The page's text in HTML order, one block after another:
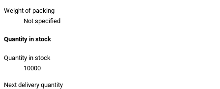
Weight of packing
Not specified
Quantity in stock
Quantity in stock
10000
Next delivery quantity